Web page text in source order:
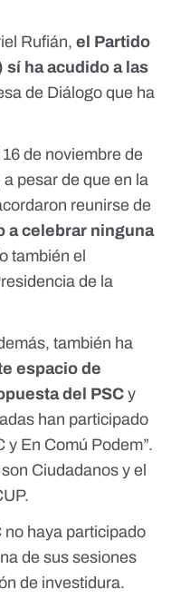
Rufián, el Partido
sí ha acudido a las
de Diálogo que ha
de noviembre de
a pesar de que en la
reunirse de
a celebrar ninguna
también el
de la
también ha
espacio de
del PSC y
han participado
y En Comú Podem”.
Ciudadanos y el
no haya participado
de sus sesiones
de investidura.